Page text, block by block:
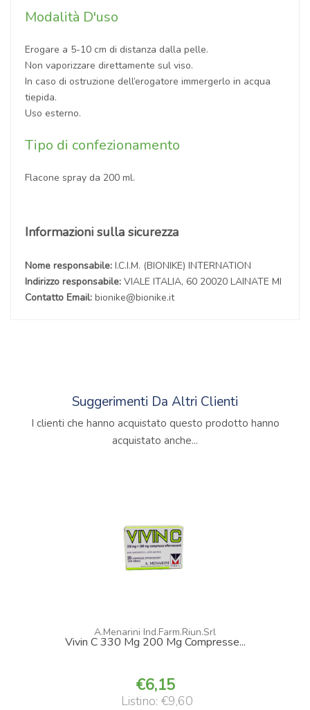
Modalità D'uso
Erogare a 5-10 cm di distanza dalla pelle.
Non vaporizzare direttamente sul viso.
In caso di ostruzione dell’erogatore immergerlo in acqua
tiepida.
Uso esterno.
Tipo di confezionamento
Flacone spray da 200 ml.
Informazioni sulla sicurezza
Nome responsabile: I.C.I.M. (BIONIKE) INTERNATION
Indirizzo responsabile: VIALE ITALIA, 60 20020 LAINATE MI
Contatto Email: bionike@bionike.it
Suggerimenti Da Altri Clienti
I clienti che hanno acquistato questo prodotto hanno
acquistato anche...
A.Menarini Ind.Farm.Riun.Srl
Vivin C 330 Mg 200 Mg Compresse...
6,15
Listino: €9,60